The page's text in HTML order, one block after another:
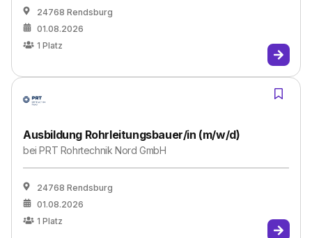
24768 Rendsburg
01.08.2026
1 Platz
Ausbildung Rohrleitungsbauer/in (m/w/d)
beiPRT Rohrtechnik Nord GmbH
24768 Rendsburg
01.08.2026
1 Platz